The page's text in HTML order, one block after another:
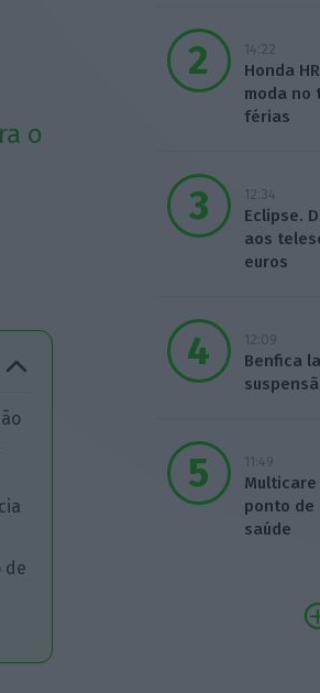
o
de
14:22
Honda
moda no
férias
12:34
Eclipse.
aos
euros
12:09
Benfica
11:49
ponto de
saúde